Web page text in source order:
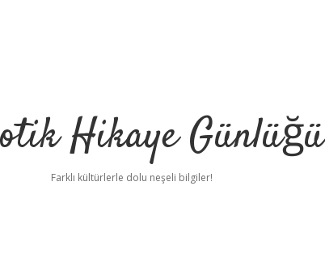
Hikaye Günlüğü
Farklı kültürlerle dolu neşeli bilgiler!